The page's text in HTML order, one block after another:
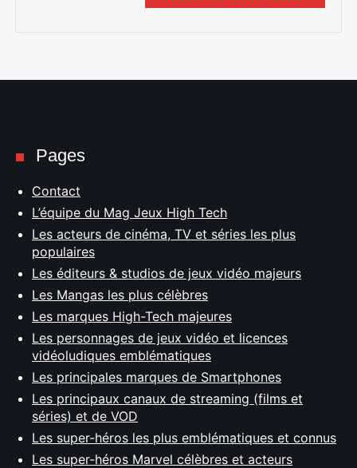
Pages
Contact
L’équipe du Mag Jeux High Tech
Les acteurs de cinéma, TV et séries les plus
populaires
Les éditeurs & studios de jeux vidéo majeurs
Les Mangas les plus célèbres
Les marques High-Tech majeures
Les personnages de jeux vidéo et licences
vidéoludiques emblématiques
Les principales marques de Smartphones
Les principaux canaux de streaming (films et
séries) et de VOD
Les super-héros les plus emblématiques et connus
Les super-héros Marvel célèbres et acteurs